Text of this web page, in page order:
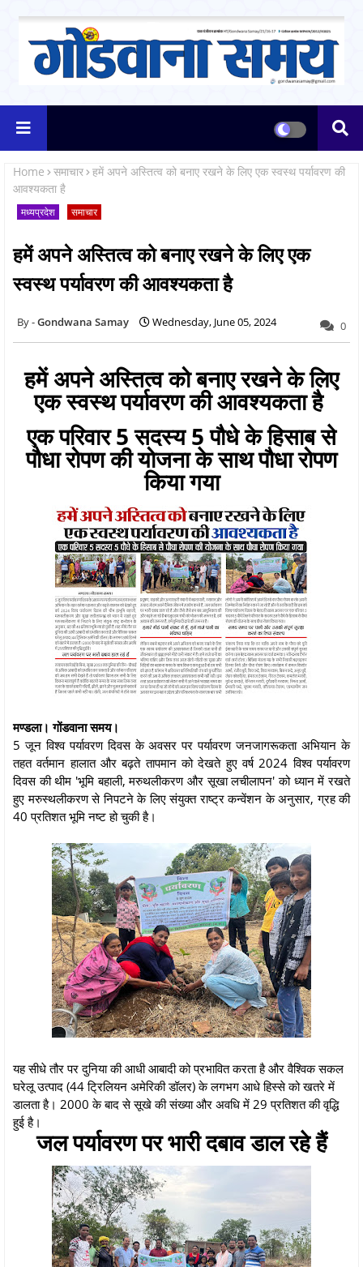
Home समाचार हमें अपने अस्तित्व को बनाए रखने के लिए एक स्वस्थ पर्यावरण की
आवश्यकता है
मध्यप्रदेश समाचार
हमें अपने अस्तित्व को बनाए रखने के लिए एक
स्वस्थ पर्यावरण की आवश्यकता है
Gondwana Samay Wednesday, June 05, 2024 0
हमें अपने अस्तित्व को बनाए रखने के लिए
एक स्वस्थ पर्यावरण की आवश्यकता है
एक परिवार 5 सदस्य 5 पौधे के हिसाब से
पौधा रोपण की योजना के साथ पौधा रोपण
किया गया
मण्डला। गोंडवाना समय।
5 जून विश्व पर्यावरण दिवस के अवसर पर पर्यावरण जनजागरूकता अभियान के
तहत वर्तमान हालात और बढ़ते तापमान को देखते हुए वर्ष 2024 विश्व पर्यावरण
दिवस की थीम 'भूमि बहाली, मरुथलीकरण और सूखा लचीलापन' को ध्यान में रखते
हुए मरुस्थलीकरण से निपटने के लिए संयुक्त राष्ट्र कन्वेंशन के अनुसार, ग्रह की
40 प्रतिशत भूमि नष्ट हो चुकी है।
यह सीधे तौर पर दुनिया की आधी आबादी को प्रभावित करता है और वैश्विक सकल
घरेलू उत्पाद (44 ट्रिलियन अमेरिकी डॉलर) के लगभग आधे हिस्से को खतरे में
डालता है। 2000 के बाद से सूखे की संख्या और अवधि में 29 प्रतिशत की वृद्धि
हुई है।
जल पर्यावरण पर भारी दबाव डाल रहे हैं